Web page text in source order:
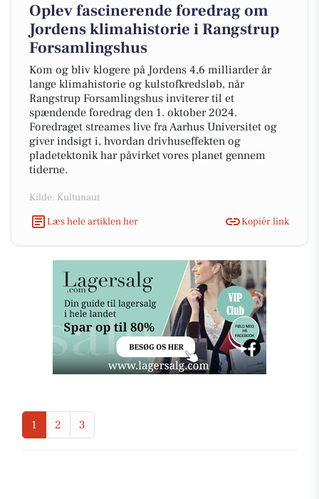
Oplev fascinerende foredrag om
Jordens klimahistorie i Rangstrup
Forsamlingshus
Kom og bliv klogere på Jordens 4,6 milliarder år
lange klimahistorie og kulstofkredsløb, når
Rangstrup Forsamlingshus inviterer til et
spændende foredrag den 1. oktober 2024.
Foredraget streames live fra Aarhus Universitet og
giver indsigt i, hvordan drivhuseffekten og
pladetektonik har påvirket vores planet gennem
tiderne.
Kilde: Kultunaut
Læs hele artiklen her
Kopiér link
1 2 3